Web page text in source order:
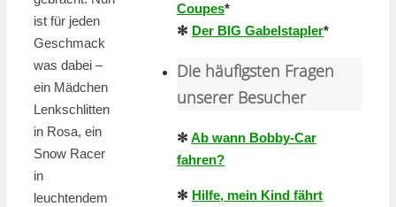
ist für jeden
Geschmack
was dabei –
ein Mädchen
Lenkschlitten
in Rosa, ein
Snow Racer
in
leuchtendem
Coupes*
✻ Der BIG Gabelstapler*
Die häufigsten Fragen
unserer Besucher
✻ Ab wann Bobby-Car
fahren?
✻ Hilfe, mein Kind fährt